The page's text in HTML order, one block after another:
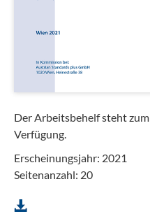
Der Arbeitsbehelf steht zum
Verfügung.
Erscheinungsjahr: 2021
Seitenanzahl: 20